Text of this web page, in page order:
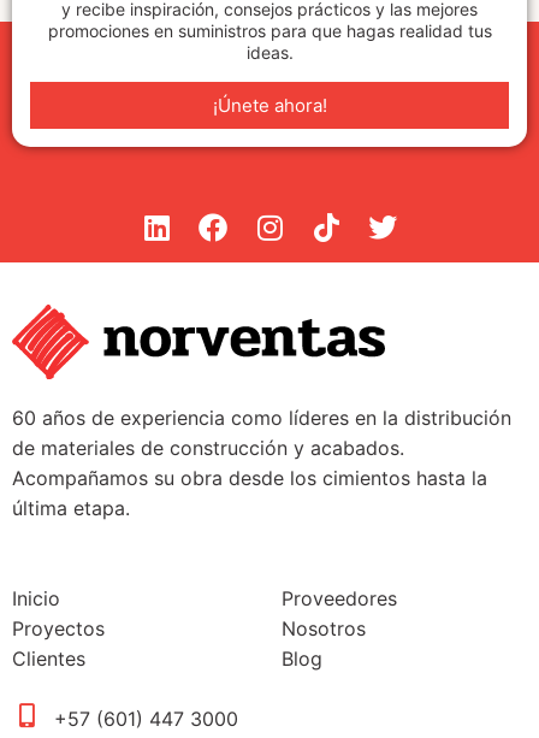
y recibe inspiración, consejos prácticos y las mejores
promociones en suministros para que hagas realidad tus
ideas.
¡Únete ahora!
60 años de experiencia como líderes en la distribución
de materiales de construcción y acabados.
Acompañamos su obra desde los cimientos hasta la
última etapa.
Inicio
Proyectos
Clientes
Proveedores
Nosotros
Blog
+57 (601) 447 3000